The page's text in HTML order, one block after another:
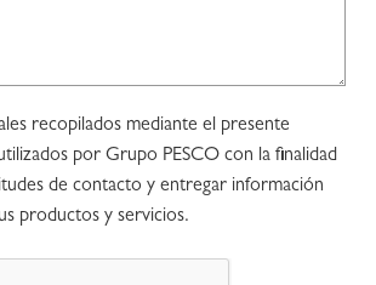
recopilados mediante el presente
por Grupo PESCO con la finalidad
de contacto y entregar información
productos y servicios.